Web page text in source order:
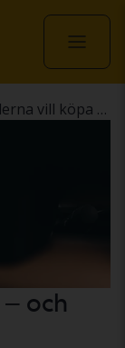
Vad kunderna vill köpa – och faktiskt köper
och